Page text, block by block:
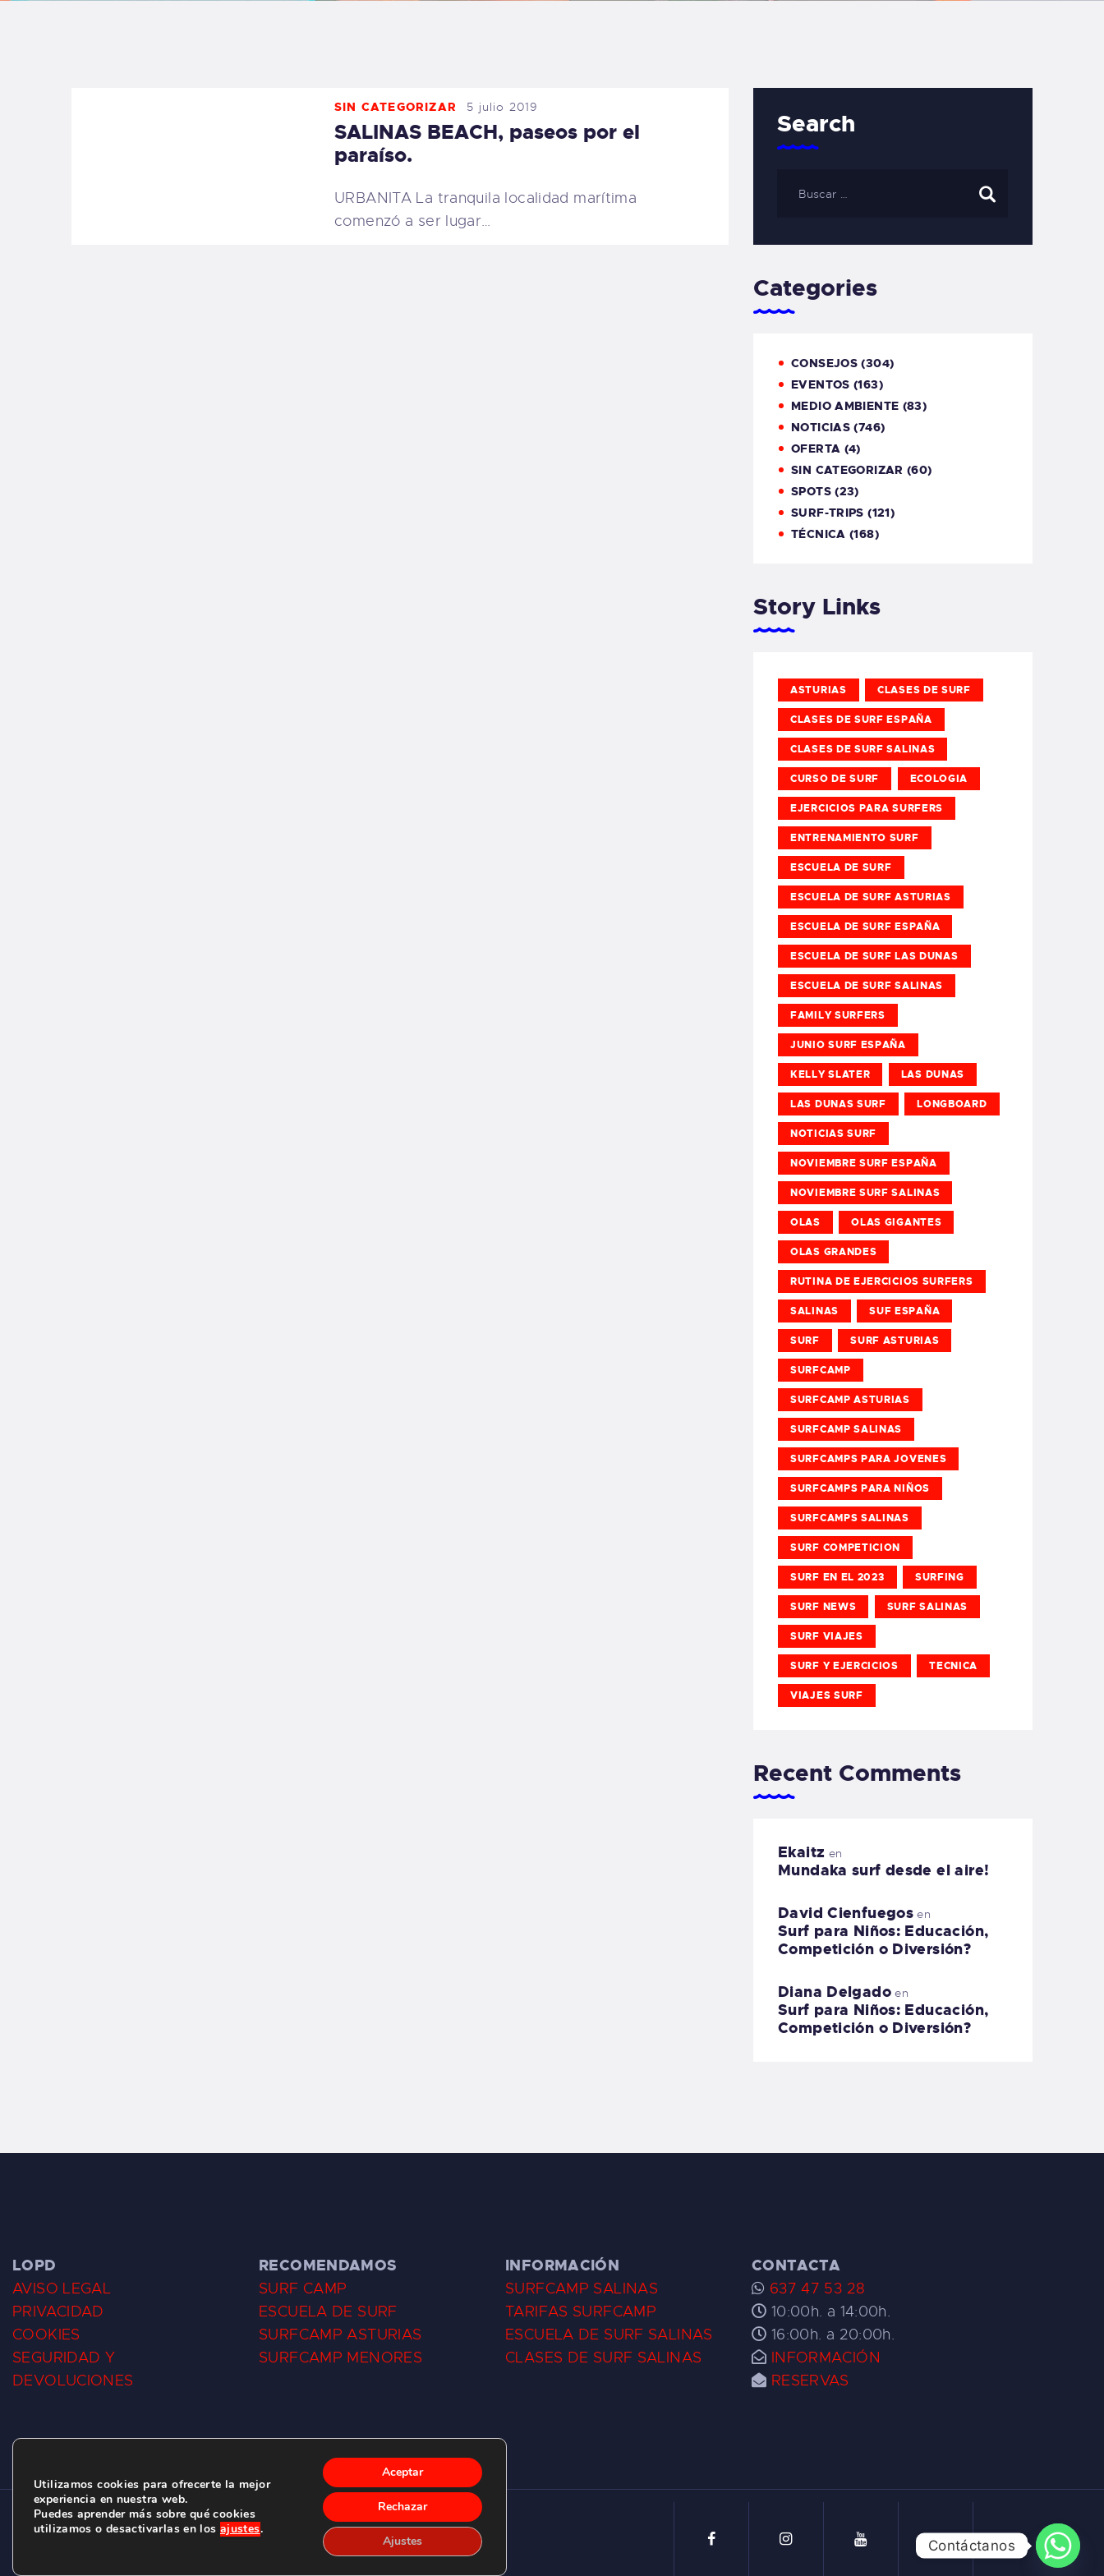
CONTACTO
CARRITO
TIENDA FAMILY
SIN CATEGORIZAR 5 julio 2019
SALINAS BEACH, paseos por el
paraíso.
URBANITA La tranquila localidad marítima
comenzó a ser lugar…
Search
Categories
CONSEJOS (304)
EVENTOS (163)
MEDIO AMBIENTE (83)
NOTICIAS (746)
OFERTA (4)
SIN CATEGORIZAR (60)
SPOTS(23)
SURF-TRIPS (121)
TÉCNICA (168)
Story Links
ASTURIAS CLASES DE SURF
CLASES DE SURF ESPAÑA
CLASES DE SURF SALINAS
CURSO DE SURF ECOLOGIA
EJERCICIOS PARA SURFERS
ENTRENAMIENTO SURF
ESCUELA DE SURF
ESCUELA DE SURF ASTURIAS
ESCUELA DE SURF ESPAÑA
ESCUELA DE SURF LAS DUNAS
ESCUELA DE SURF SALINAS
FAMILY SURFERS
JUNIO SURF ESPAÑA
KELLY SLATER LAS DUNAS
LAS DUNAS SURF LONGBOARD
NOTICIAS SURF
NOVIEMBRE SURF ESPAÑA
NOVIEMBRE SURF SALINAS
OLAS OLAS GIGANTES
OLAS GRANDES
RUTINA DE EJERCICIOS SURFERS
SALINAS SUF ESPAÑA
SURF SURF ASTURIAS
SURFCAMP
SURFCAMP ASTURIAS
SURFCAMP SALINAS
SURFCAMPS PARA JOVENES
SURFCAMPS PARA NIÑOS
SURFCAMPS SALINAS
SURF COMPETICION
SURF EN EL 2023 SURFING
SURF NEWS SURF SALINAS
SURF VIAJES
SURF Y EJERCICIOS TECNICA
VIAJES SURF
Recent Comments
Ekaitz en
Mundaka surf desde el aire!
David Cienfuegos en
Surf para Niños: Educación,
Competición o Diversión?
Diana Delgadoen
Surf para Niños: Educación,
Competición o Diversión?
LOPD
AVISO LEGAL
PRIVACIDAD
COOKIES
SEGURIDAD Y
DEVOLUCIONES
RECOMENDAMOS
SURF CAMP
ESCUELA DE SURF
SURFCAMP ASTURIAS
SURFCAMP MENORES
INFORMACIÓN
SURFCAMP SALINAS
TARIFAS SURFCAMP
ESCUELA DE SURF SALINAS
CLASES DE SURF SALINAS
CONTACTA
637 47 53 28
10:00h. a 14:00h.
16:00h. a 20:00h.
INFORMACIÓN
RESERVAS
CLUB DE SURF LAS DUNAS ©2026.
C/ BERNARDO ÁLVAREZ GALAN 1, SALINAS (ASTURIAS)
Utilizamos cookies para ofrecerte la mejor
experiencia en nuestra web.
Puedes aprender más sobre qué cookies
utilizamos o desactivarlas en los ajustes.
Aceptar
Rechazar
Ajustes Contáctanos